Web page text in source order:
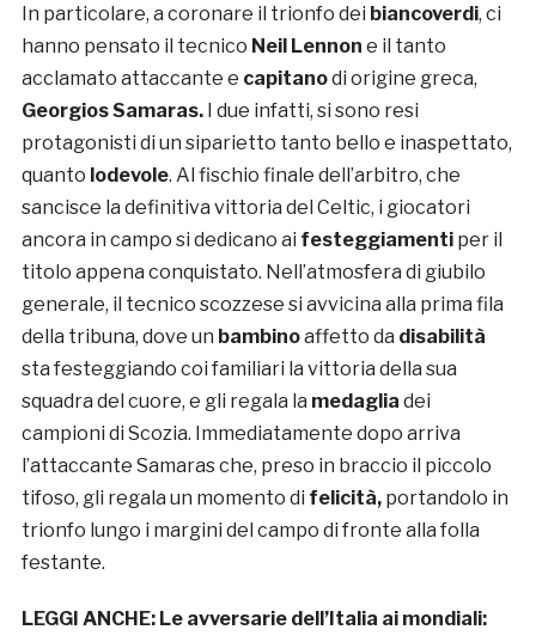
In particolare, a coronare il trionfo dei biancoverdi, ci
hanno pensato il tecnico Neil Lennon e il tanto
acclamato attaccante e capitanodi origine greca,
Georgios Samaras.I due infatti, si sono resi
protagonisti di un siparietto tanto bello e inaspettato,
quanto lodevole. Al fischio finale dell’arbitro, che
sancisce la definitiva vittoria del Celtic, i giocatori
ancora in campo si dedicano ai festeggiamentiper il
titolo appena conquistato. Nell’atmosfera di giubilo
generale, il tecnico scozzese si avvicina alla prima fila
della tribuna, dove un bambinoaffetto da disabilità
sta festeggiando coi familiari la vittoria della sua
squadra del cuore, e gli regala la medaglia dei
campioni di Scozia. Immediatamente dopo arriva
l’attaccante Samaras che, preso in braccio il piccolo
tifoso, gli regala un momento di felicità,portandolo in
trionfo lungo i margini del campo di fronte alla folla
festante.
LEGGI ANCHE: Le avversarie dell’Italia ai mondiali: